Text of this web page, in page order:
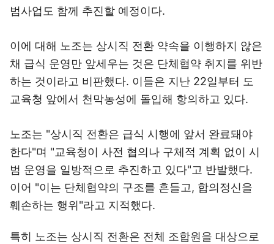
범사업도 함께 추진할 예정이다.
이에 대해 노조는 상시직 전환 약속을 이행하지 않은
채 급식 운영만 앞세우는 것은 단체협약 취지를 위반
하는 것이라고 비판했다. 이들은 지난 22일부터 도
교육청 앞에서 천막농성에 돌입해 항의하고 있다.
노조는 "상시직 전환은 급식 시행에 앞서 완료돼야
한다"며 "교육청이 사전 협의나 구체적 계획 없이 시
범 운영을 일방적으로 추진하고 있다"고 반발했다.
이어 "이는 단체협약의 구조를 흔들고, 합의정신을
훼손하는 행위"라고 지적했다.
특히 노조는 상시직 전환은 전체 조합원을 대상으로